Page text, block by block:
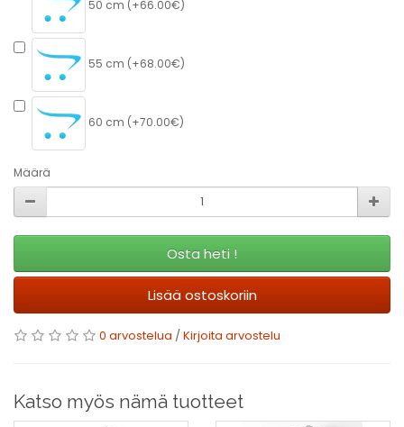
50 cm (+66.00€)
55 cm (+68.00€)
60 cm (+70.00€)
Määrä
Osta heti !
Lisää ostoskoriin
0 arvostelua /Kirjoita arvostelu
Katso myös nämä tuotteet